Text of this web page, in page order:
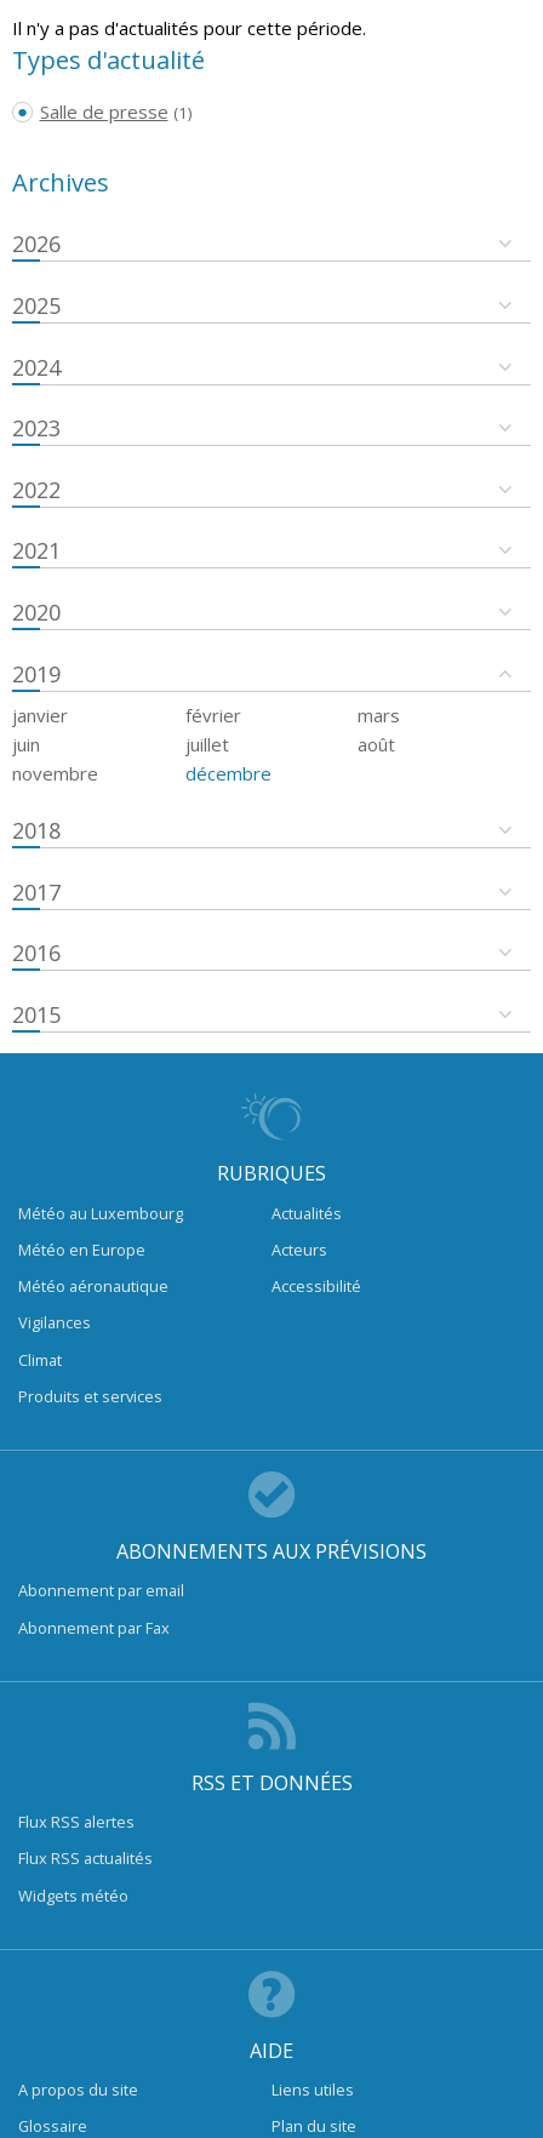
Il n'y a pas d'actualités pour cette période.
Types d'actualité
Salle de presse (1)
Archives
2026
2025
2024
2023
2022
2021
2020
2019
janvier février
mars
juin
juillet
août
novembre
décembre
2018
2017
2016
2015
RUBRIQUES
Météo au Luxembourg
Météo en Europe
Météo aéronautique
Vigilances
Climat
Produits et services
Actualités
Acteurs
Accessibilité
ABONNEMENTS AUX PRÉVISIONS
Abonnement par email
Abonnement par Fax
RSS ET DONNÉES
Flux RSS alertes
Flux RSS actualités
Widgets météo
AIDE
A propos du site
Glossaire
Liens utiles
Plan du site